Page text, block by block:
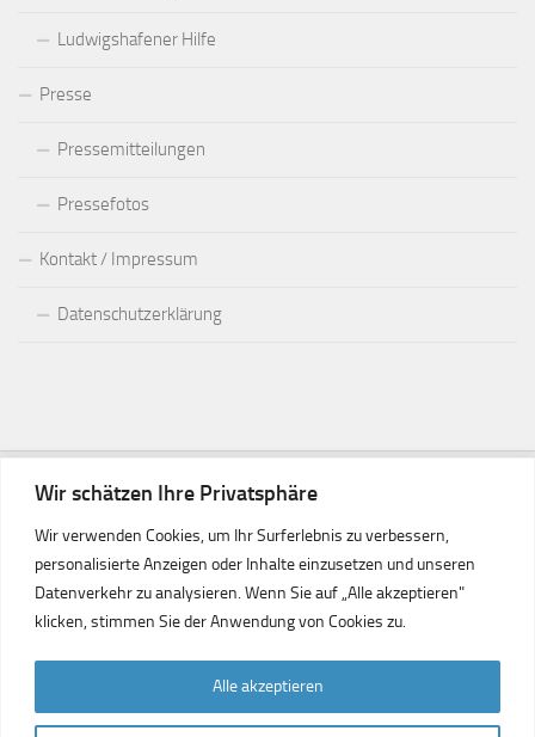
Wir schätzen Ihre Privatsphäre
Wir verwenden Cookies, um Ihr Surferlebnis zu verbessern,
personalisierte Anzeigen oder Inhalte einzusetzen und unseren
Datenverkehr zu analysieren. Wenn Sie auf „Alle akzeptieren"
klicken, stimmen Sie der Anwendung von Cookies zu.
Alle akzeptieren
Ludwigshafener Hilfe
Presse
Pressemitteilungen
Pressefotos
Kontakt / Impressum
Datenschutzerklärung
Freundeskreis Ludwigshafen Gaziantep © 2026. Alle Rechte